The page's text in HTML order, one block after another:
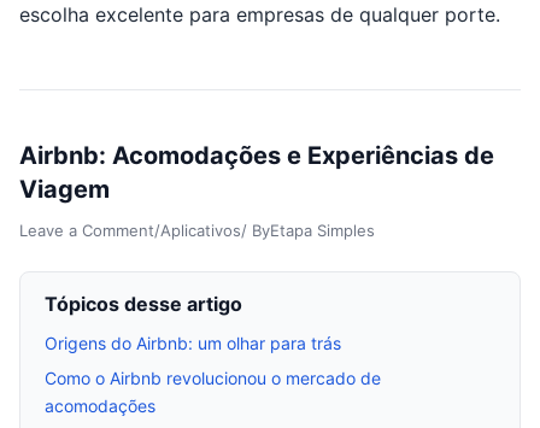
escolha excelente para empresas de qualquer porte.
Airbnb: Acomodações e Experiências de
Viagem
Leave a Comment/Aplicativos/ ByEtapa Simples
Tópicos desse artigo
Origens do Airbnb: um olhar para trás
Como o Airbnb revolucionou o mercado de
acomodações